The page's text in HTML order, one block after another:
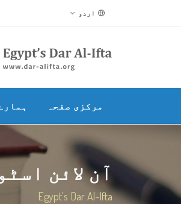
اردو
مرکزی صفحہ
آن لائن
Egypt's Dar Al-Ifta